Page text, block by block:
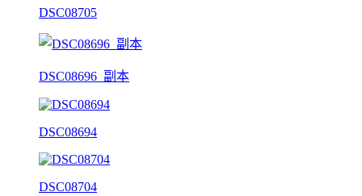
DSC08705
DSC08696_副本
DSC08694
DSC08704